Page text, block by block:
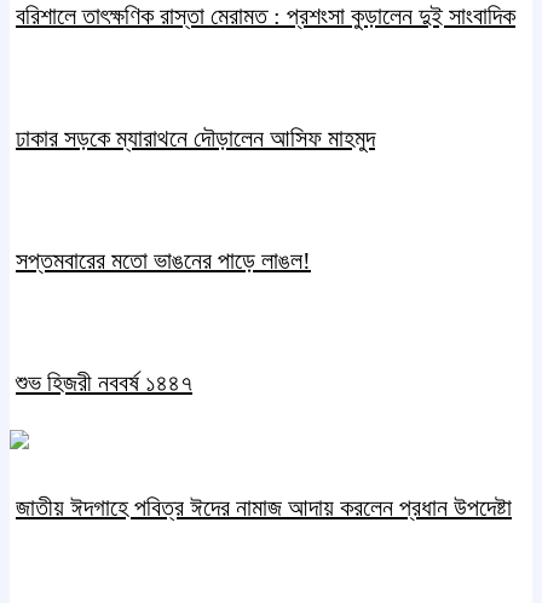
বরিশালে তাৎক্ষণিক রাস্তা মেরামত : প্রশংসা কুড়ালেন দুই সাংবাদিক
ঢাকার সড়কে ম্যারাথনে দৌড়ালেন আসিফ মাহমুদ
সপ্তমবারের মতো ভাঙনের পাড়ে লাঙল!
শুভ হিজরী নববর্ষ ১৪৪৭
জাতীয় ঈদগাহে পবিত্র ঈদের নামাজ আদায় করলেন প্রধান উপদেষ্টা